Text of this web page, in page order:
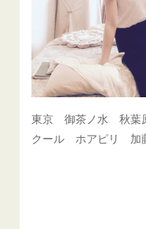
東京 御茶ノ水 秋葉
クール ホアピリ 加藤